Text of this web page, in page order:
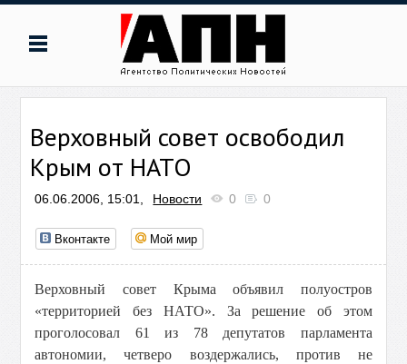
Верховный совет освободил
Крым от НАТО
06.06.2006, 15:01, Новости 0 0
Вконтакте Мой мир
Верховный совет Крыма объявил полуостров
«территорией без НАТО». За решение об этом
проголосовал 61 из 78 депутатов парламента
автономии, четверо воздержались, против не